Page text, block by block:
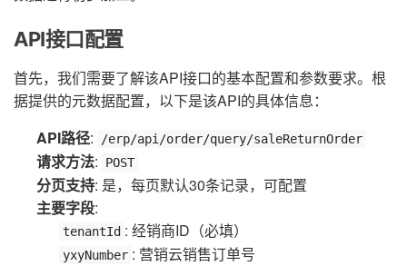
API接口配置
首先，我们需要了解该API接口的基本配置和参数要求。根
据提供的元数据配置，以下是该API的具体信息：
API路径: /erp/api/order/query/saleReturnOrder
请求方法: POST
分页支持: 是，每页默认30条记录，可配置
主要字段:
tenantId : 经销商ID（必填）
yxyNumber : 营销云销售订单号